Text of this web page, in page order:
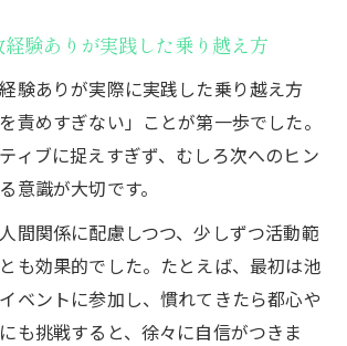
験ありが実践した乗り越え方
験ありが実際に実践した乗り越え方
責めすぎない」ことが第一歩でした。
ィブに捉えすぎず、むしろ次へのヒン
意識が大切です。
間関係に配慮しつつ、少しずつ活動範
も効果的でした。たとえば、最初は池
ベントに参加し、慣れてきたら都心や
も挑戦すると、徐々に自信がつきま